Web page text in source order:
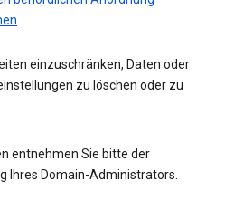
.
einzuschränken, Daten oder
zu löschen oder zu
entnehmen Sie bitte der
Ihres Domain-Administrators.